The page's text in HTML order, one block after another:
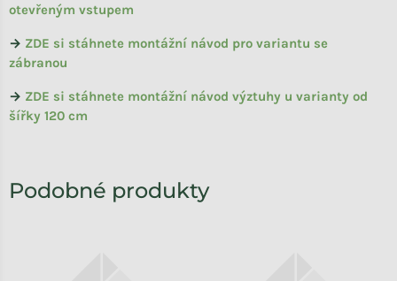
otevřeným vstupem
→ ZDE si stáhnete montážní návod pro variantu se
zábranou
→ ZDE si stáhnete montážní návod výztuhy u varianty od
šířky 120 cm